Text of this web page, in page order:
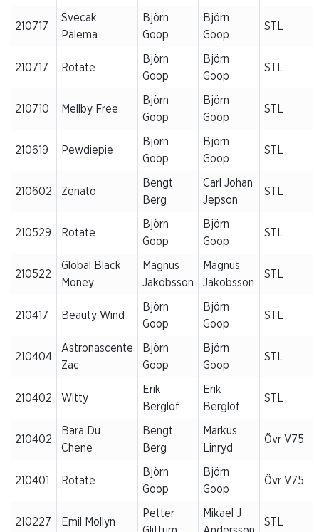
210717
Svecak
Palema
Björn
Goop
Björn
Goop
STL
210717 Rotate
Björn
Goop
Björn
Goop
STL
210710 Mellby Free
Björn
Goop
Björn
Goop
STL
210619 Pewdiepie
Björn
Goop
Björn
Goop
STL
210602 Zenato
Bengt
Berg
Carl Johan
Jepson
STL
210529 Rotate
Björn
Goop
Björn
Goop
STL
210522
Global Black
Money
Magnus
Jakobsson
Magnus
Jakobsson
STL
210417 Beauty Wind
Björn
Goop
Björn
Goop
STL
210404
Astronascente
Zac
Björn
Goop
Björn
Goop
STL
210402 Witty
Erik
Berglöf
Erik
Berglöf
STL
210402
Bara Du
Chene
Bengt
Berg
Markus
Linryd
Övr V75
210401 Rotate
Björn
Goop
Björn
Goop
Övr V75
210227 Emil Mollyn
Petter
Mikael J
STL